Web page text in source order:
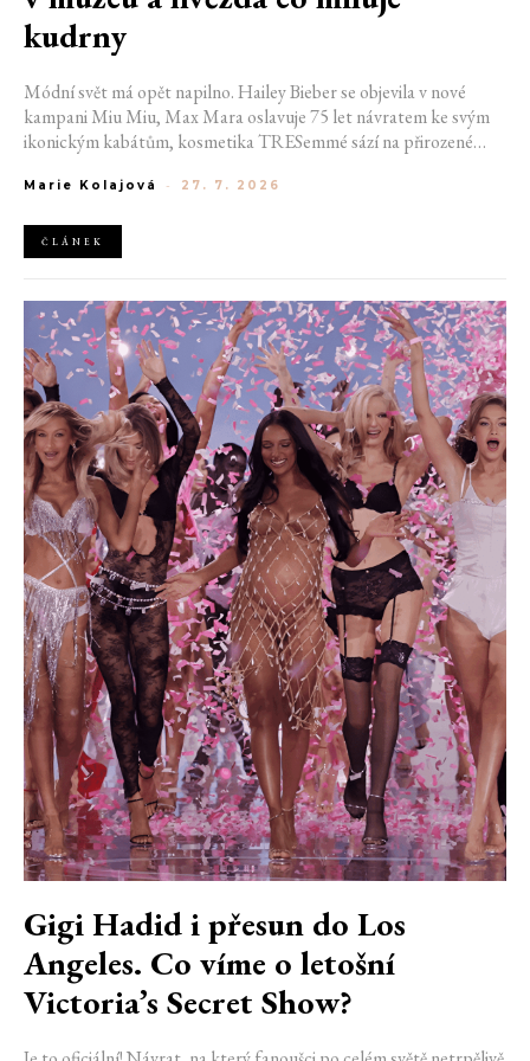
kudrny
Módní svět má opět napilno. Hailey Bieber se objevila v nové
kampani Miu Miu, Max Mara oslavuje 75 let návratem ke svým
ikonickým kabátům, kosmetika TRESemmé sází na přirozené
Franciscu připravují první velkou americkou retrospektivu
Marie Kolajová - 27. 7. 2026
ČLÁNEK
Gigi Hadid i přesun do Los
Angeles. Co víme o letošní
Victoria’s Secret Show?